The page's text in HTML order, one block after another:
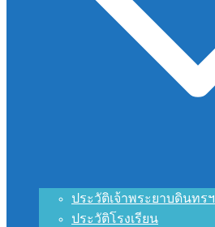
ประวัติเจ้าพระยาบดินทรฯ
ประวัติโรงเรียน